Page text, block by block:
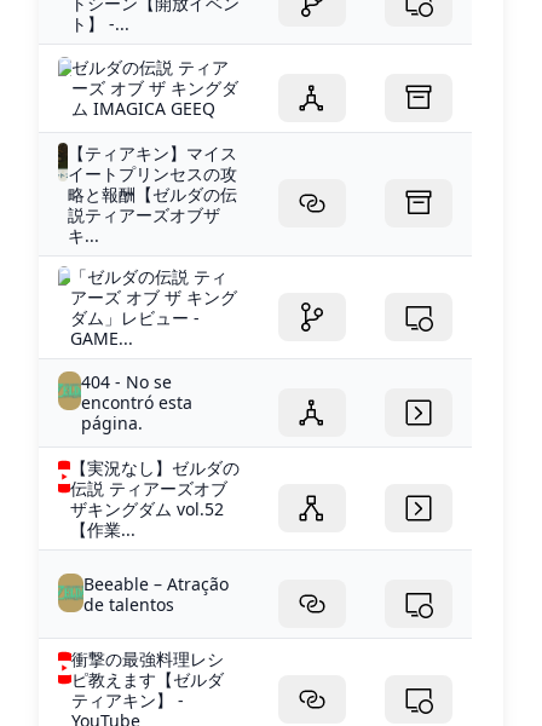
ト】 -...
ゼルダの伝説 ティア
ーズ オブ ザ キングダ
ム IMAGICA GEEQ
【ティアキン】マイス
イートプリンセスの攻
略と報酬【ゼルダの伝
説ティアーズオブザ
キ...
「ゼルダの伝説 ティ
アーズ オブ ザ キング
ダム」レビュー -
GAME...
404 - No se
encontró esta
página.
【実況なし】ゼルダの
伝説 ティアーズオブ
ザキングダム vol.52
【作業...
Beeable – Atração
de talentos
衝撃の最強料理レシ
ピ教えます【ゼルダ
ティアキン】 -
YouTube